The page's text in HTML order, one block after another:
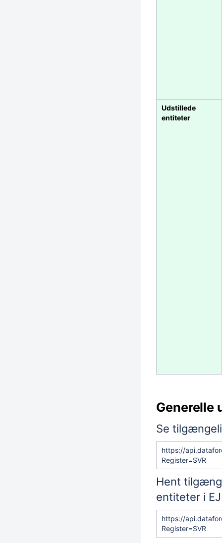
Udstillede
entiteter
Generelle
Se
https://
Register=SVR
Hent
entiteter i
https://
Register=SVR